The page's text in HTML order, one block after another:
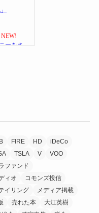
FIRE HD
iDeCo
TSLA V
VOO
ファンド
ィオ
コモンズ投信
イリング
メディア掲載
売れた本
大江英樹